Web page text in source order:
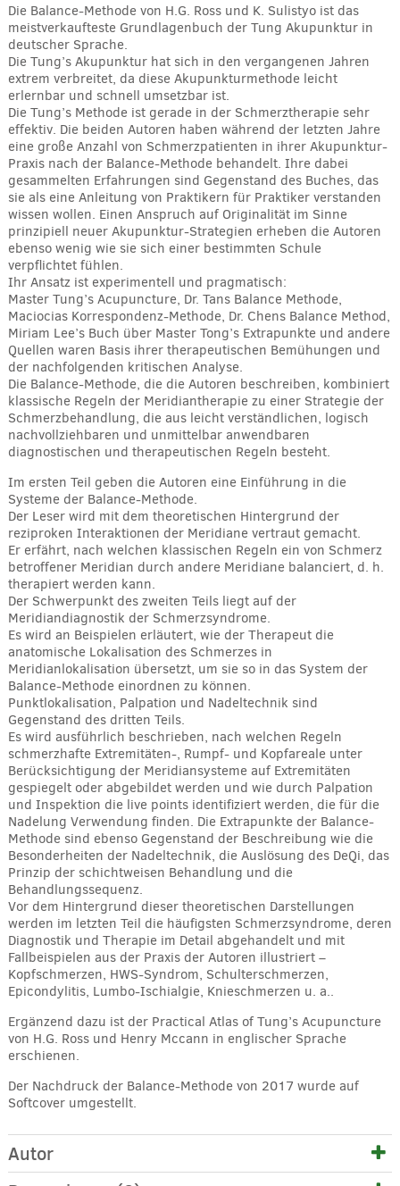
Die Balance-Methode von H.G. Ross und K. Sulistyo ist das
meistverkaufteste Grundlagenbuch der Tung Akupunktur in
deutscher Sprache.
Die Tung’s Akupunktur hat sich in den vergangenen Jahren
extrem verbreitet, da diese Akupunkturmethode leicht
erlernbar und schnell umsetzbar ist.
Die Tung’s Methode ist gerade in der Schmerztherapie sehr
effektiv. Die beiden Autoren haben während der letzten Jahre
eine große Anzahl von Schmerzpatienten in ihrer Akupunktur-
Praxis nach der Balance-Methode behandelt. Ihre dabei
gesammelten Erfahrungen sind Gegenstand des Buches, das
sie als eine Anleitung von Praktikern für Praktiker verstanden
wissen wollen. Einen Anspruch auf Originalität im Sinne
prinzipiell neuer Akupunktur-Strategien erheben die Autoren
ebenso wenig wie sie sich einer bestimmten Schule
verpflichtet fühlen.
Ihr Ansatz ist experimentell und pragmatisch:
Master Tung’s Acupuncture, Dr. Tans Balance Methode,
Maciocias Korrespondenz-Methode, Dr. Chens Balance Method,
Miriam Lee’s Buch über Master Tong’s Extrapunkte und andere
Quellen waren Basis ihrer therapeutischen Bemühungen und
der nachfolgenden kritischen Analyse.
Die Balance-Methode, die die Autoren beschreiben, kombiniert
klassische Regeln der Meridiantherapie zu einer Strategie der
Schmerzbehandlung, die aus leicht verständlichen, logisch
nachvollziehbaren und unmittelbar anwendbaren
diagnostischen und therapeutischen Regeln besteht.
Im ersten Teil geben die Autoren eine Einführung in die
Systeme der Balance-Methode.
Der Leser wird mit dem theoretischen Hintergrund der
reziproken Interaktionen der Meridiane vertraut gemacht.
Er erfährt, nach welchen klassischen Regeln ein von Schmerz
betroffener Meridian durch andere Meridiane balanciert, d. h.
therapiert werden kann.
Der Schwerpunkt des zweiten Teils liegt auf der
Meridiandiagnostik der Schmerzsyndrome.
Es wird an Beispielen erläutert, wie der Therapeut die
anatomische Lokalisation des Schmerzes in
Meridianlokalisation übersetzt, um sie so in das System der
Balance-Methode einordnen zu können.
Punktlokalisation, Palpation und Nadeltechnik sind
Gegenstand des dritten Teils.
Es wird ausführlich beschrieben, nach welchen Regeln
schmerzhafte Extremitäten-, Rumpf- und Kopfareale unter
Berücksichtigung der Meridiansysteme auf Extremitäten
gespiegelt oder abgebildet werden und wie durch Palpation
und Inspektion die live points identifiziert werden, die für die
Nadelung Verwendung finden. Die Extrapunkte der Balance-
Methode sind ebenso Gegenstand der Beschreibung wie die
Besonderheiten der Nadeltechnik, die Auslösung des DeQi, das
Prinzip der schichtweisen Behandlung und die
Behandlungssequenz.
Vor dem Hintergrund dieser theoretischen Darstellungen
werden im letzten Teil die häufigsten Schmerzsyndrome, deren
Diagnostik und Therapie im Detail abgehandelt und mit
Fallbeispielen aus der Praxis der Autoren illustriert –
Kopfschmerzen, HWS-Syndrom, Schulterschmerzen,
Epicondylitis, Lumbo-Ischialgie, Knieschmerzen u. a..
Ergänzend dazu ist der Practical Atlas of Tung’s Acupuncture
von H.G. Ross und Henry Mccann in englischer Sprache
erschienen.
Der Nachdruck der Balance-Methode von 2017 wurde auf
Softcover umgestellt.
Autor